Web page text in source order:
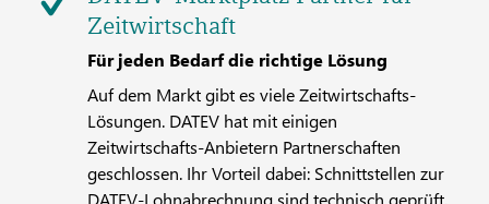
Zeitwirtschaft
Für jeden Bedarf die richtige Lösung
Auf dem Markt gibt es viele Zeitwirtschafts-
Lösungen. DATEV hat mit einigen
Zeitwirtschafts-Anbietern Partnerschaften
geschlossen. Ihr Vorteil dabei: Schnittstellen zur